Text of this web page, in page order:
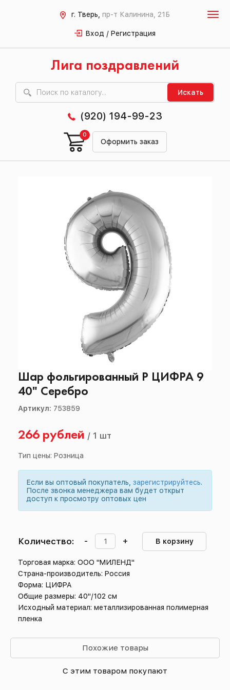
г. Тверь, пр-т Калинина, 21Б
Вход / Регистрация
Лига поздравлений
Искать
(920) 194-99-23
Оформить заказ
0
Шар фольгированный Р ЦИФРА 9
40" Серебро
Артикул: 753859
266 рублей / 1 шт
Тип цены: Розница
Если вы оптовый покупатель, зарегистрируйтесь.
После звонка менеджера вам будет открыт
доступ к просмотру оптовых цен
Количество: - + В корзину
Торговая марка: ООО "МИЛЕНД"
Страна-производитель: Россия
Форма: ЦИФРА
Общие размеры: 40"/102 см
Исходный материал: металлизированная полимерная
пленка
Похожие товары
С этим товаром покупают